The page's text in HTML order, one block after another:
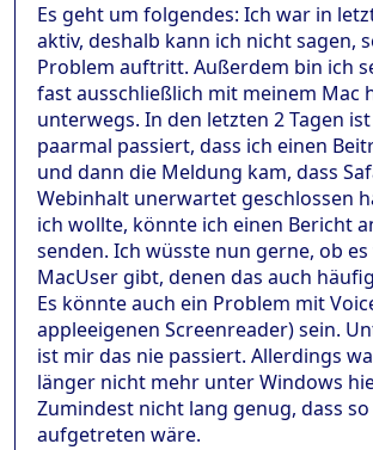
Es geht um folgendes: Ich war in
aktiv, deshalb kann ich nicht sagen,
Problem auftritt. Außerdem bin ich
fast ausschließlich mit meinem Mac
unterwegs. In den letzten 2 Tagen
paarmal passiert, dass ich einen
und dann die Meldung kam, dass
Webinhalt unerwartet geschlossen
ich wollte, könnte ich einen Bericht
senden. Ich wüsste nun gerne, ob
MacUser gibt, denen das auch
Es könnte auch ein Problem mit
appleeigenen Screenreader) sein.
ist mir das nie passiert. Allerdings
länger nicht mehr unter Windows
Zumindest nicht lang genug, dass
aufgetreten wäre.